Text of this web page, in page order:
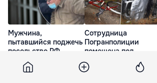
Мужчина,
пытавшийся поджечь
посольство РФ,
помещен под арест
на 20 суток
Сотрудница
Погранполиции
помещена под
предварительный
арест